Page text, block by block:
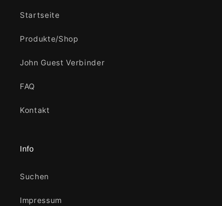
Startseite
Produkte/Shop
John Guest Verbinder
FAQ
Kontakt
Info
Suchen
Impressum